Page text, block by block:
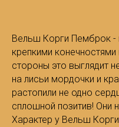
Вельш Корги Пемброк -
крепкими
стороны это выглядит
на лисьи мордочки и
растопили не одно
сплошной позитив! Они
Характер у Вельш